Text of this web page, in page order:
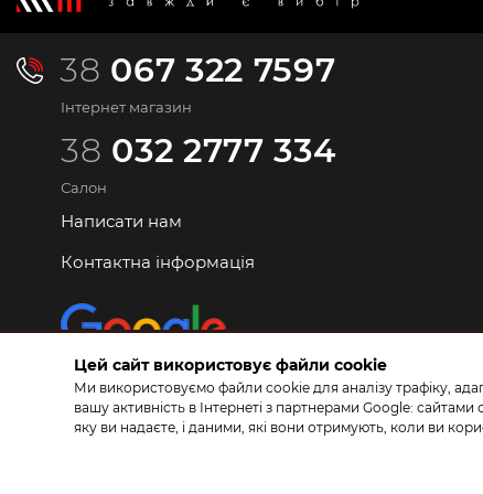
38 067 322 7597
Інтернет магазин
38 032 2777 334
Салон
Написати нам
Контактна інформація
Цей сайт використовує файли cookie
Ми використовуємо файли cookie для аналізу трафіку,
вашу активність в Інтернеті з партнерами Google:
яку ви надаєте, і даними, які вони отримують, коли ви